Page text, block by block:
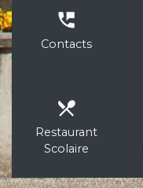
perm_phone_msg
Contacts
local_dining
Restaurant
Scolaire